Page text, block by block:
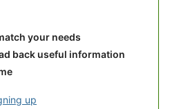
your needs
back useful information
up